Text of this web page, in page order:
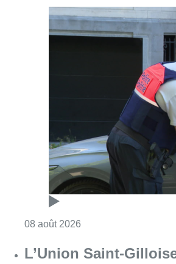
08 août 2026
L’Union Saint-